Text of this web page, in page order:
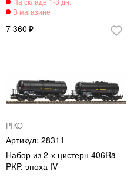
7 360
PIKO
28311
Набор из 2-х цистерн 406Ra
PKP, эпоха IV